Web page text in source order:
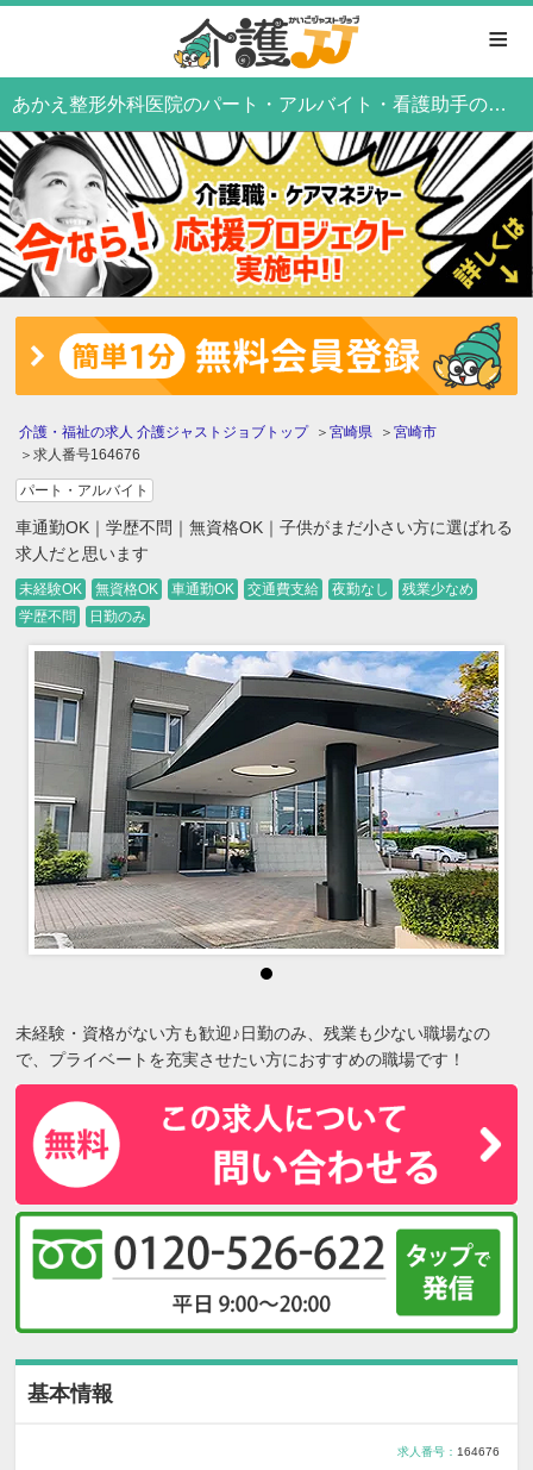
≡
あかえ整形外科医院のパート・アルバイト・看護助手の求人情報
介護・福祉の求人 介護ジャストジョブトップ 宮崎県
宮崎市
求人番号164676
パート・アルバイト
車通勤OK｜学歴不問｜無資格OK｜子供がまだ小さい方に選ばれる
求人だと思います
未経験OK 無資格OK 車通勤OK 交通費支給 夜勤なし
残業少なめ
学歴不問
日勤のみ
未経験・資格がない方も歓迎♪日勤のみ、残業も少ない職場なの
で、プライベートを充実させたい方におすすめの職場です！
基本情報
求人番号： 164676